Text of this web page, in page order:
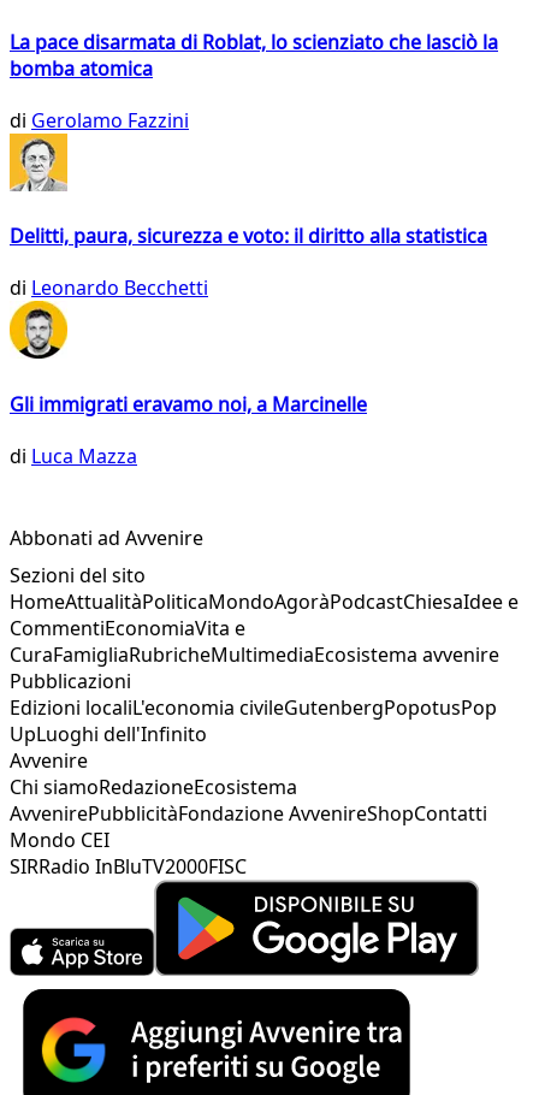
La pace disarmata di Roblat, lo scienziato che lasciò la
bomba atomica
di Gerolamo Fazzini
Delitti, paura, sicurezza e voto: il diritto alla statistica
di Leonardo Becchetti
Gli immigrati eravamo noi, a Marcinelle
di Luca Mazza
Abbonati ad Avvenire
Sezioni del sito
HomeAttualitàPoliticaMondoAgoràPodcastChiesaIdee e
CommentiEconomiaVita e
CuraFamigliaRubricheMultimediaEcosistema avvenire
Pubblicazioni
Edizioni localiL'economia civileGutenbergPopotusPop
UpLuoghi dell'Infinito
Avvenire
Chi siamoRedazioneEcosistema
AvvenirePubblicitàFondazione AvvenireShopContatti
Mondo CEI
SIRRadio InBluTV2000FISC